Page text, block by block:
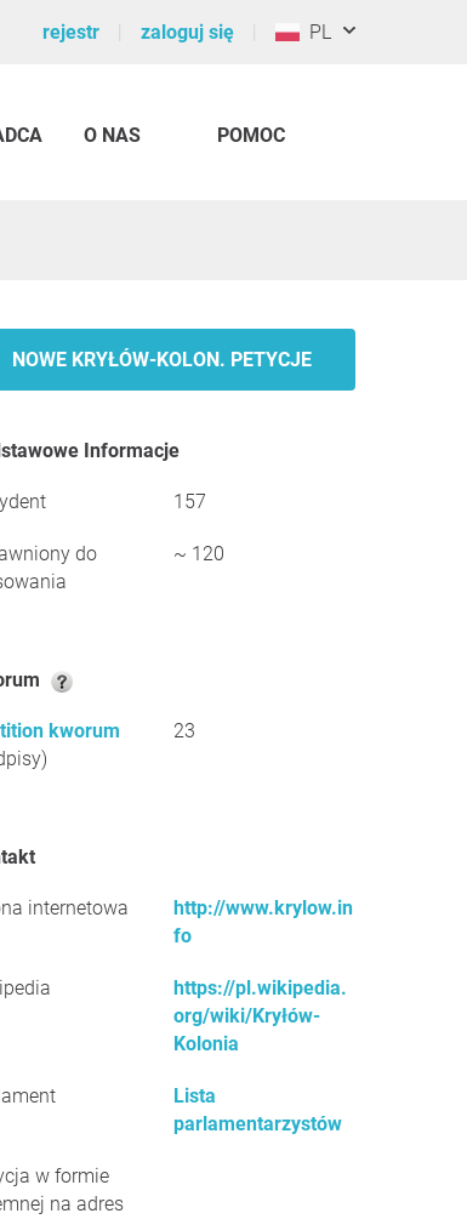
rejestr zaloguj się PL
O NAS POMOC
NOWE KRYŁÓW-KOLON. PETYCJE
Informacje
157
do
~ 120
kworum
23
internetowa
http://www.krylow.in
fo
https://pl.wikipedia.
org/wiki/Kryłów-
Kolonia
Lista
parlamentarzystów
w formie
na adres